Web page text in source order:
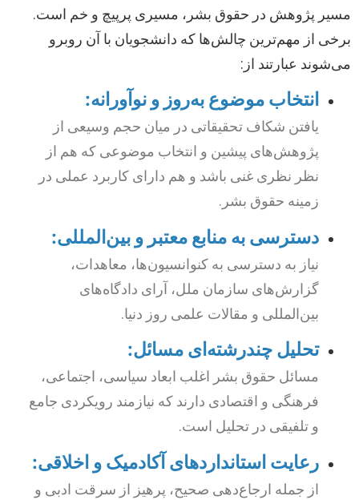
مسیر پژوهش در حقوق بشر، مسیری پرپیچ و خم است.
برخی از مهم‌ترین چالش‌ها که دانشجویان با آن روبرو
می‌شوند عبارتند از:
انتخاب موضوع به‌روز و نوآورانه:
یافتن شکاف تحقیقاتی در میان حجم وسیعی از
پژوهش‌های پیشین و انتخاب موضوعی که هم از
نظر نظری غنی باشد و هم دارای کاربرد عملی در
زمینه حقوق بشر.
دسترسی به منابع معتبر و بین‌المللی:
نیاز به دسترسی به کنوانسیون‌ها، معاهدات،
گزارش‌های سازمان ملل، آرای دادگاه‌های
بین‌المللی و مقالات علمی روز دنیا.
تحلیل چندرشته‌ای مسائل:
مسائل حقوق بشر اغلب ابعاد سیاسی، اجتماعی،
فرهنگی و اقتصادی دارند که نیازمند رویکردی جامع
و تلفیقی در تحلیل است.
رعایت استاندارد‌های آکادمیک و اخلاقی:
از جمله ارجاع‌دهی صحیح، پرهیز از سرقت ادبی و